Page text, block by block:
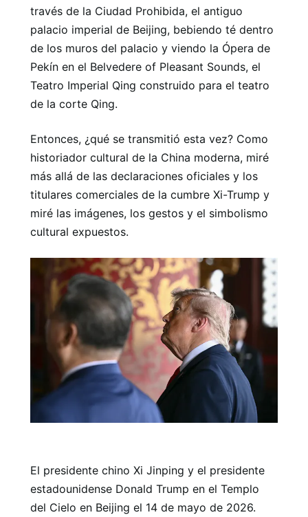
través de la Ciudad Prohibida, el antiguo
palacio imperial de Beijing, bebiendo té dentro
de los muros del palacio y viendo la Ópera de
Pekín en el Belvedere of Pleasant Sounds, el
Teatro Imperial Qing construido para el teatro
de la corte Qing.
Entonces, ¿qué se transmitió esta vez? Como
historiador cultural de la China moderna, miré
más allá de las declaraciones oficiales y los
titulares comerciales de la cumbre Xi-Trump y
miré las imágenes, los gestos y el simbolismo
cultural expuestos.
El presidente chino Xi Jinping y el presidente
estadounidense Donald Trump en el Templo
del Cielo en Beijing el 14 de mayo de 2026.